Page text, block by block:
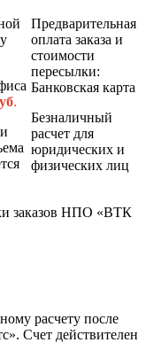
.
Предварительная
оплата заказа и
стоимости
пересылки:
Банковская карта
Безналичный
расчет для
юридических и
физических лиц
заказов НПО «ВТК
расчету после
Счет действителен